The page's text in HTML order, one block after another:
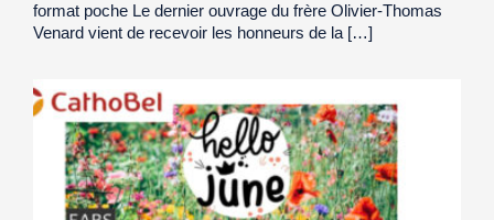
format poche Le dernier ouvrage du frère Olivier-Thomas
Venard vient de recevoir les honneurs de la […]